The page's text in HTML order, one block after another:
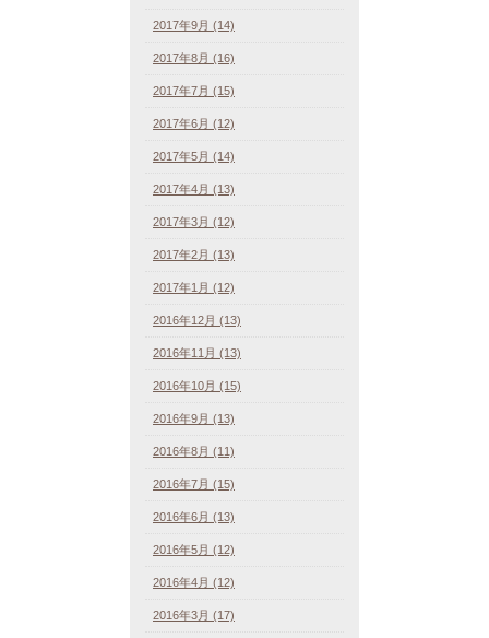
2017年9月 (14)
2017年8月 (16)
2017年7月 (15)
2017年6月 (12)
2017年5月 (14)
2017年4月 (13)
2017年3月 (12)
2017年2月 (13)
2017年1月 (12)
2016年12月 (13)
2016年11月 (13)
2016年10月 (15)
2016年9月 (13)
2016年8月 (11)
2016年7月 (15)
2016年6月 (13)
2016年5月 (12)
2016年4月 (12)
2016年3月 (17)